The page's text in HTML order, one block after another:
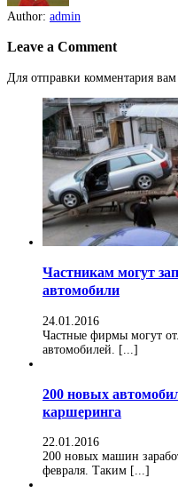
Author: admin
Leave a Comment
Для отправки комментария
Частникам могут
автомобили
24.01.2016
Частные фирмы могут
автомобилей. [...]
200 новых
каршеринга
22.01.2016
200 новых машин
февраля. Таким [...]